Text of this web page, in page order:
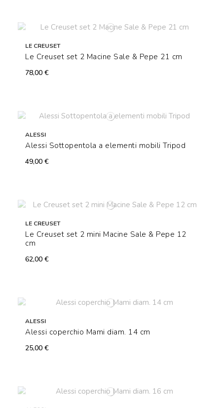
LE CREUSET
Le Creuset set 2 Macine Sale & Pepe 21 cm
78,00 €
ALESSI
Alessi Sottopentola a elementi mobili Tripod
49,00 €
LE CREUSET
Le Creuset set 2 mini Macine Sale & Pepe 12
cm
62,00 €
ALESSI
Alessi coperchio Mami diam. 14 cm
25,00 €